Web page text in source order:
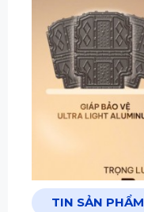
TIN SẢN PHẨM